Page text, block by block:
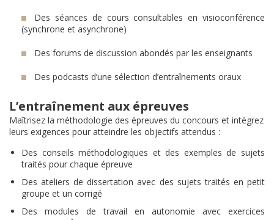
Des séances de cours consultables en visioconférence
(synchrone et asynchrone)
Des forums de discussion abondés par les enseignants
Des podcasts d’une sélection d’entraînements oraux
L’entraînement aux épreuves
Maîtrisez la méthodologie des épreuves du concours et intégrez
leurs exigences pour atteindre les objectifs attendus :
Des conseils méthodologiques et des exemples de sujets
traités pour chaque épreuve
Des ateliers de dissertation avec des sujets traités en petit
groupe et un corrigé
Des modules de travail en autonomie avec exercices